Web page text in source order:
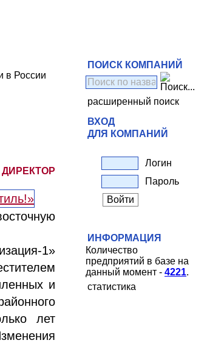
1»
и
лет
ПОИСК КОМПАНИЙ
расширенный поиск
ВХОД
ДЛЯ КОМПАНИЙ
Логин
Пароль
ИНФОРМАЦИЯ
Количество
предприятий в базе на
данный момент - 4221.
статистика